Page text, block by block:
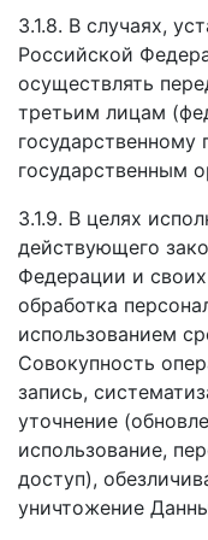
3.1.8. В случаях,
Российской
осуществлять
третьим лицам
государственным
3.1.9. В целях
действующего
Федерации и
обработка
использованием
Совокупность
запись,
уточнение
использование,
доступ),
уничтожение